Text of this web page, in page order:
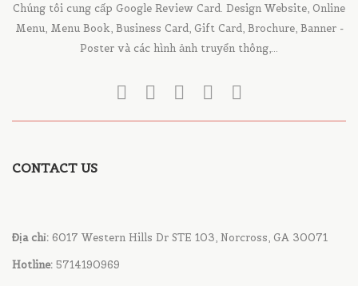
Chúng tôi cung cấp Google Review Card. Design Website, Online
Menu, Menu Book, Business Card, Gift Card, Brochure, Banner -
Poster và các hình ảnh truyển thông,...
CONTACT US
Địa chỉ: 6017 Western Hills Dr STE 103, Norcross, GA 30071
Hotline: 5714190969